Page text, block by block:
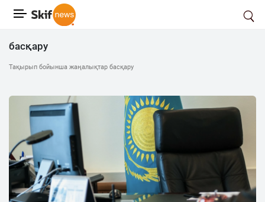
басқару
Тақырып бойынша жаңалықтар басқару